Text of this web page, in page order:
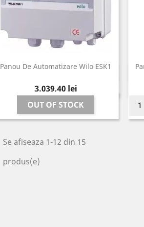
Panou De Automatizare Wilo ESK1
Pret
3.039,40 lei
OUT OF STOCK
Se afiseaza 1-12 din 15
produs(e)